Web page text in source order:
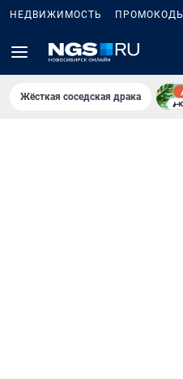
НЕДВИЖИМОСТЬ ПРОМОКОДЫ
Жёсткая соседская драка